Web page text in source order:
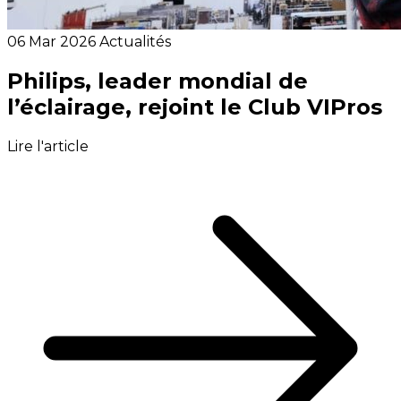
06 Mar 2026 Actualités
Philips, leader mondial de
l’éclairage, rejoint le Club VIPros
Lire l'article